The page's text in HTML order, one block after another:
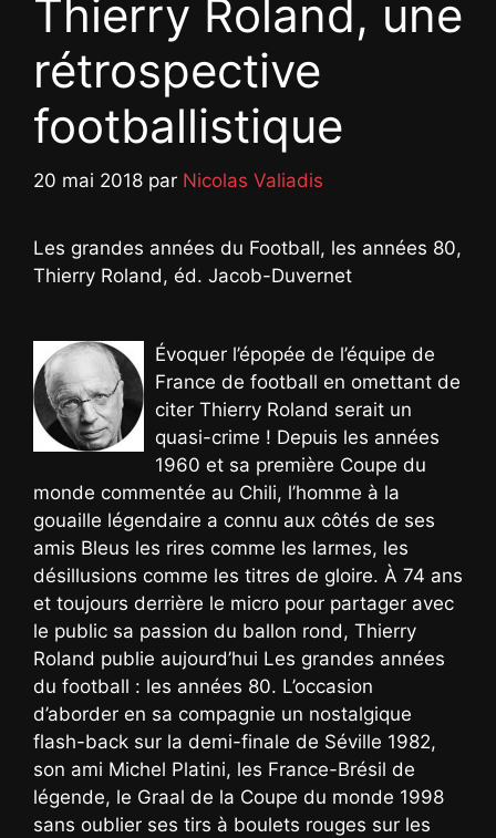
Thierry Roland, une
rétrospective
footballistique
20 mai 2018 par Nicolas Valiadis
Les grandes années du Football, les années 80,
Thierry Roland, éd. Jacob-Duvernet
Évoquer l’épopée de l’équipe de
France de football en omettant de
citer Thierry Roland serait un
quasi-crime ! Depuis les années
1960 et sa première Coupe du
monde commentée au Chili, l’homme à la
gouaille légendaire a connu aux côtés de ses
amis Bleus les rires comme les larmes, les
désillusions comme les titres de gloire. À 74 ans
et toujours derrière le micro pour partager avec
le public sa passion du ballon rond, Thierry
Roland publie aujourd’hui Les grandes années
du football : les années 80. L’occasion
d’aborder en sa compagnie un nostalgique
flash-back sur la demi-finale de Séville 1982,
son ami Michel Platini, les France-Brésil de
légende, le Graal de la Coupe du monde 1998
sans oublier ses tirs à boulets rouges sur les